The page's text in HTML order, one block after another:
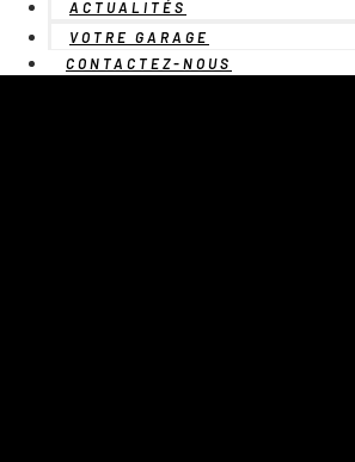
ACTUALITÉS
VOTRE GARAGE
CONTACTEZ-NOUS